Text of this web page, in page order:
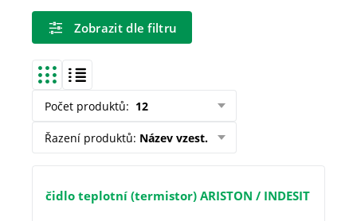
Zobrazit dle filtru
Počet produktů: 12
Řazení produktů: Název vzest.
čidlo teplotní (termistor) ARISTON / INDESIT